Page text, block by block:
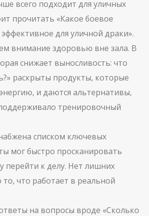
всего подходит для уличных
прочитать «Какое боевое
эффективное для уличной драки».
внимание здоровью вне зала. В
снижает выносливость: что
раскрыты продукты, которые
и даются альтернативы,
тренировочный
списком ключевых
мог быстро просканировать
перейти к делу. Нет лишних
что работает в реальной
на вопросы вроде «Сколько